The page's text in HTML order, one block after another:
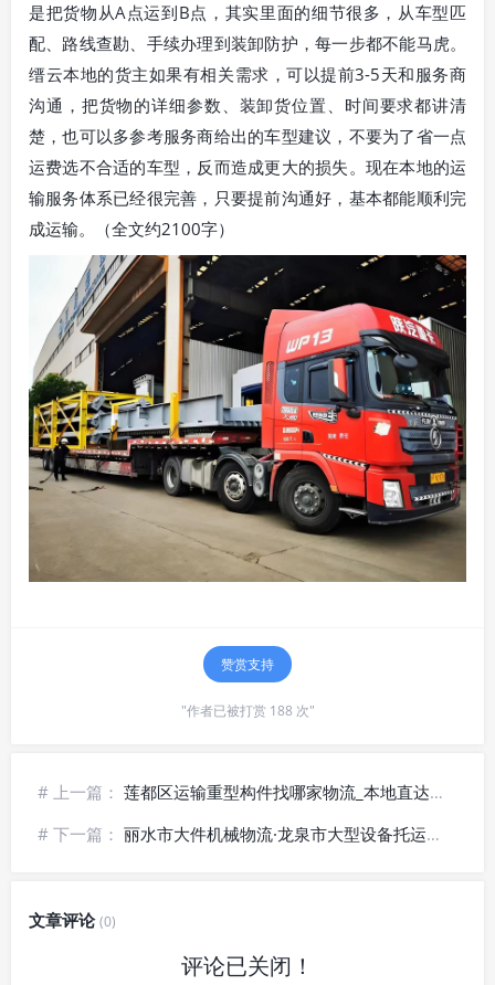
是把货物从A点运到B点，其实里面的细节很多，从车型匹
配、路线查勘、手续办理到装卸防护，每一步都不能马虎。
缙云本地的货主如果有相关需求，可以提前3-5天和服务商
沟通，把货物的详细参数、装卸货位置、时间要求都讲清
楚，也可以多参考服务商给出的车型建议，不要为了省一点
运费选不合适的车型，反而造成更大的损失。现在本地的运
输服务体系已经很完善，只要提前沟通好，基本都能顺利完
成运输。（全文约2100字）
赞赏支持
"作者已被打赏 188 次"
# 上一篇： 莲都区运输重型构件找哪家物流_本地直达更快捷
# 下一篇： 丽水市大件机械物流·龙泉市大型设备托运~上门装卸
文章评论(0)
评论已关闭！